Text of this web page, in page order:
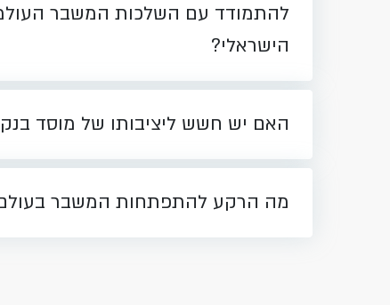
להתמודד עם השלכות המשבר
הישראלי?
האם יש חשש ליציבותו של מוסד
מה הרקע להתפתחות המשבר